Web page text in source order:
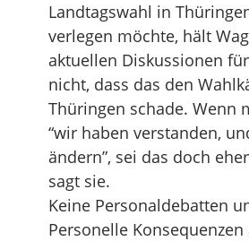
Landtagswahl in
verlegen möchte, hält
aktuellen Diskussionen
nicht, dass das den
Thüringen schade. Wenn
“wir haben verstanden,
ändern”, sei das doch
sagt sie.
Keine Personaldebatten
Personelle Konsequenzen